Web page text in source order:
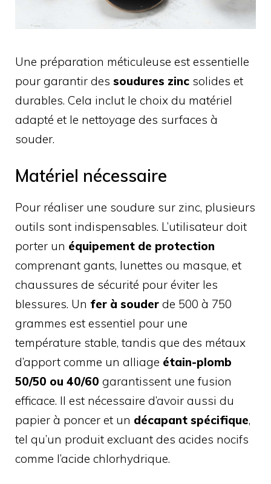
Une préparation méticuleuse est essentielle
pour garantir des soudures zinc solides et
durables. Cela inclut le choix du matériel
adapté et le nettoyage des surfaces à
souder.
Matériel nécessaire
Pour réaliser une soudure sur zinc, plusieurs
outils sont indispensables. L’utilisateur doit
porter un équipement de protection
comprenant gants, lunettes ou masque, et
chaussures de sécurité pour éviter les
blessures. Un fer à souder de 500 à 750
grammes est essentiel pour une
température stable, tandis que des métaux
d’apport comme un alliage étain-plomb
50/50 ou 40/60 garantissent une fusion
efficace. Il est nécessaire d’avoir aussi du
papier à poncer et un décapant spécifique,
tel qu’un produit excluant des acides nocifs
comme l’acide chlorhydrique.